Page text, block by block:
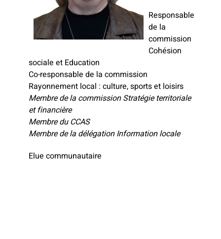
Responsable
de la
commission
Cohésion
sociale et Education
Co-responsable de la commission
Rayonnement local : culture, sports et loisirs
Membre de la commission Stratégie territoriale
et financière
Membre du CCAS
Membre de la délégation Information locale
Elue communautaire